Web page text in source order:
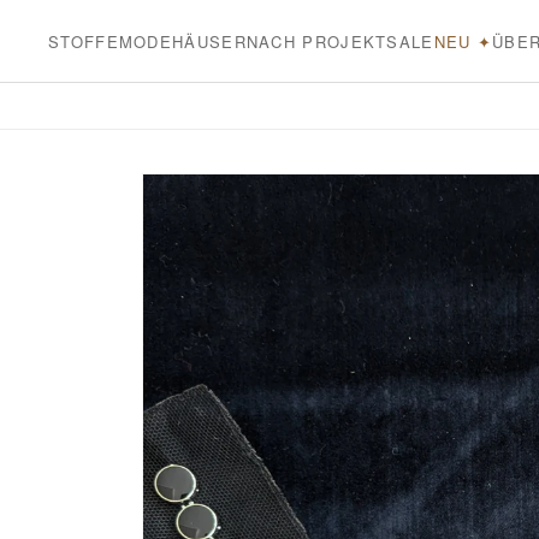
Inhalt
STOFFEMODEHÄUSERNACH PROJEKTSALE NEU ✦
Zu
Produktinformationen
springen